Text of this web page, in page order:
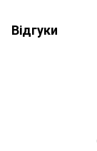
Відгуки